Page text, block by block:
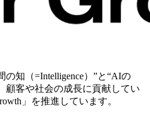
知（=Intelligence）”と“AIの
顧客や社会の成長に貢献してい
」を推進しています。